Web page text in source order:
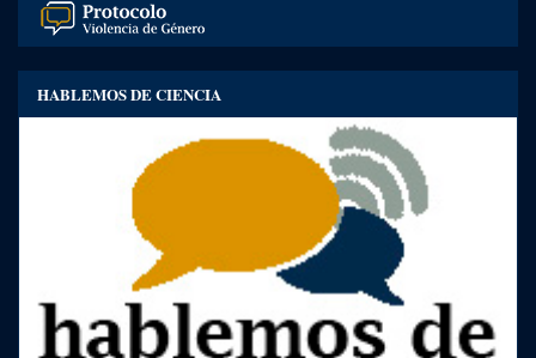
HABLEMOS DE CIENCIA